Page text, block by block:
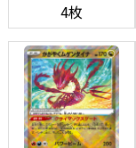
4枚